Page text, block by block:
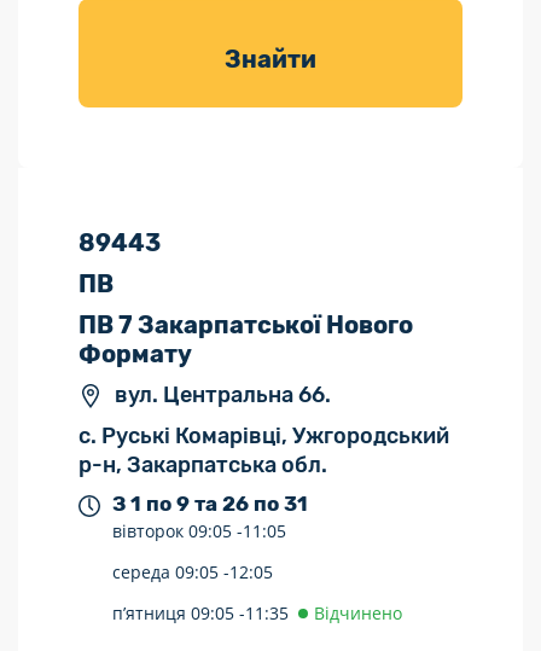
товарів для
Знайти
89443
ПВ
ПВ 7 Закарпатської Нового
Формату
вул. Центральна 66.
с. Руські Комарівці, Ужгородський
р-н, Закарпатська обл.
З 1 по 9 та 26 по 31
вівторок 09:05 -11:05
середа 09:05 -12:05
п’ятниця 09:05 -11:35 Відчинено